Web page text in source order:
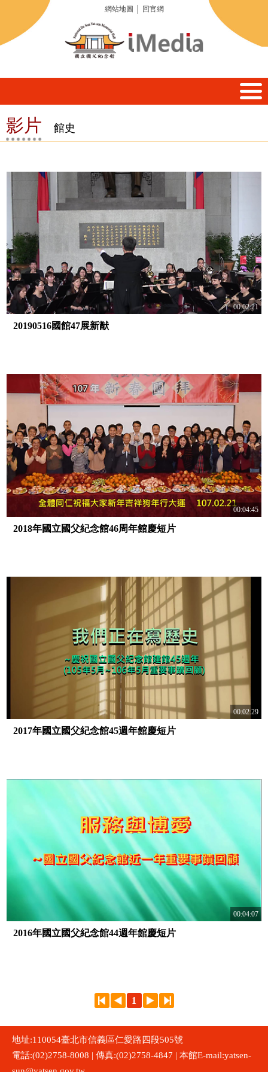
網站地圖 回官網
影片 館史
00:02:21
20190516國館47展新猷
00:04:45
2018年國立國父紀念館46周年館慶短片
00:02:29
2017年國立國父紀念館45週年館慶短片
00:04:07
2016年國立國父紀念館44週年館慶短片
1
地址:110054臺北市信義區仁愛路四段505號
電話:(02)2758-8008 | 傳真:(02)2758-4847 | 本館E-mail:yatsen-